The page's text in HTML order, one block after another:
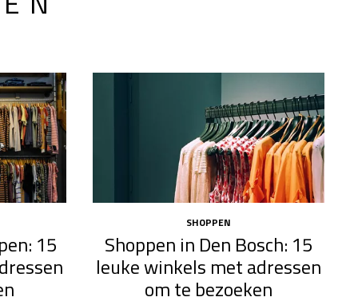
15
SHOPPEN
Shoppen in Den Bosch: 15
leuke winkels met adressen
om te bezoeken